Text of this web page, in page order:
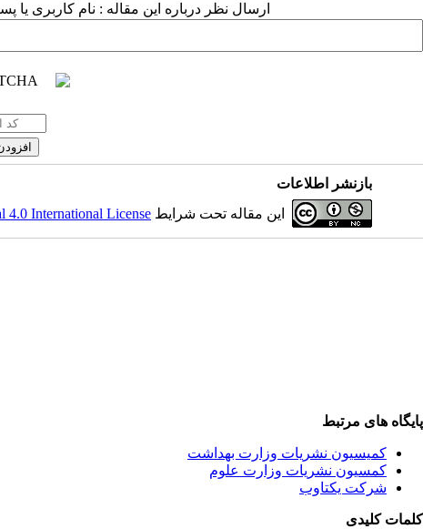
ارسال نظر درباره این مقاله : نام کاربری یا
بازنشر اطلاعات
این مقاله تحت شرایط 4.0 International License
پایگاه های مرتبط
کمیسیون نشریات وزارت بهداشت
کمسیون نشریات وزارت علوم
شرکت یکتاوب
کلمات کلیدی